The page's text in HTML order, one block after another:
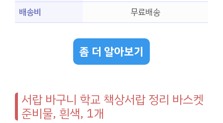
배송비 무료배송
좀 더 알아보기
서랍 바구니 학교 책상서랍 정리 바스켓
준비물, 흰색, 1개